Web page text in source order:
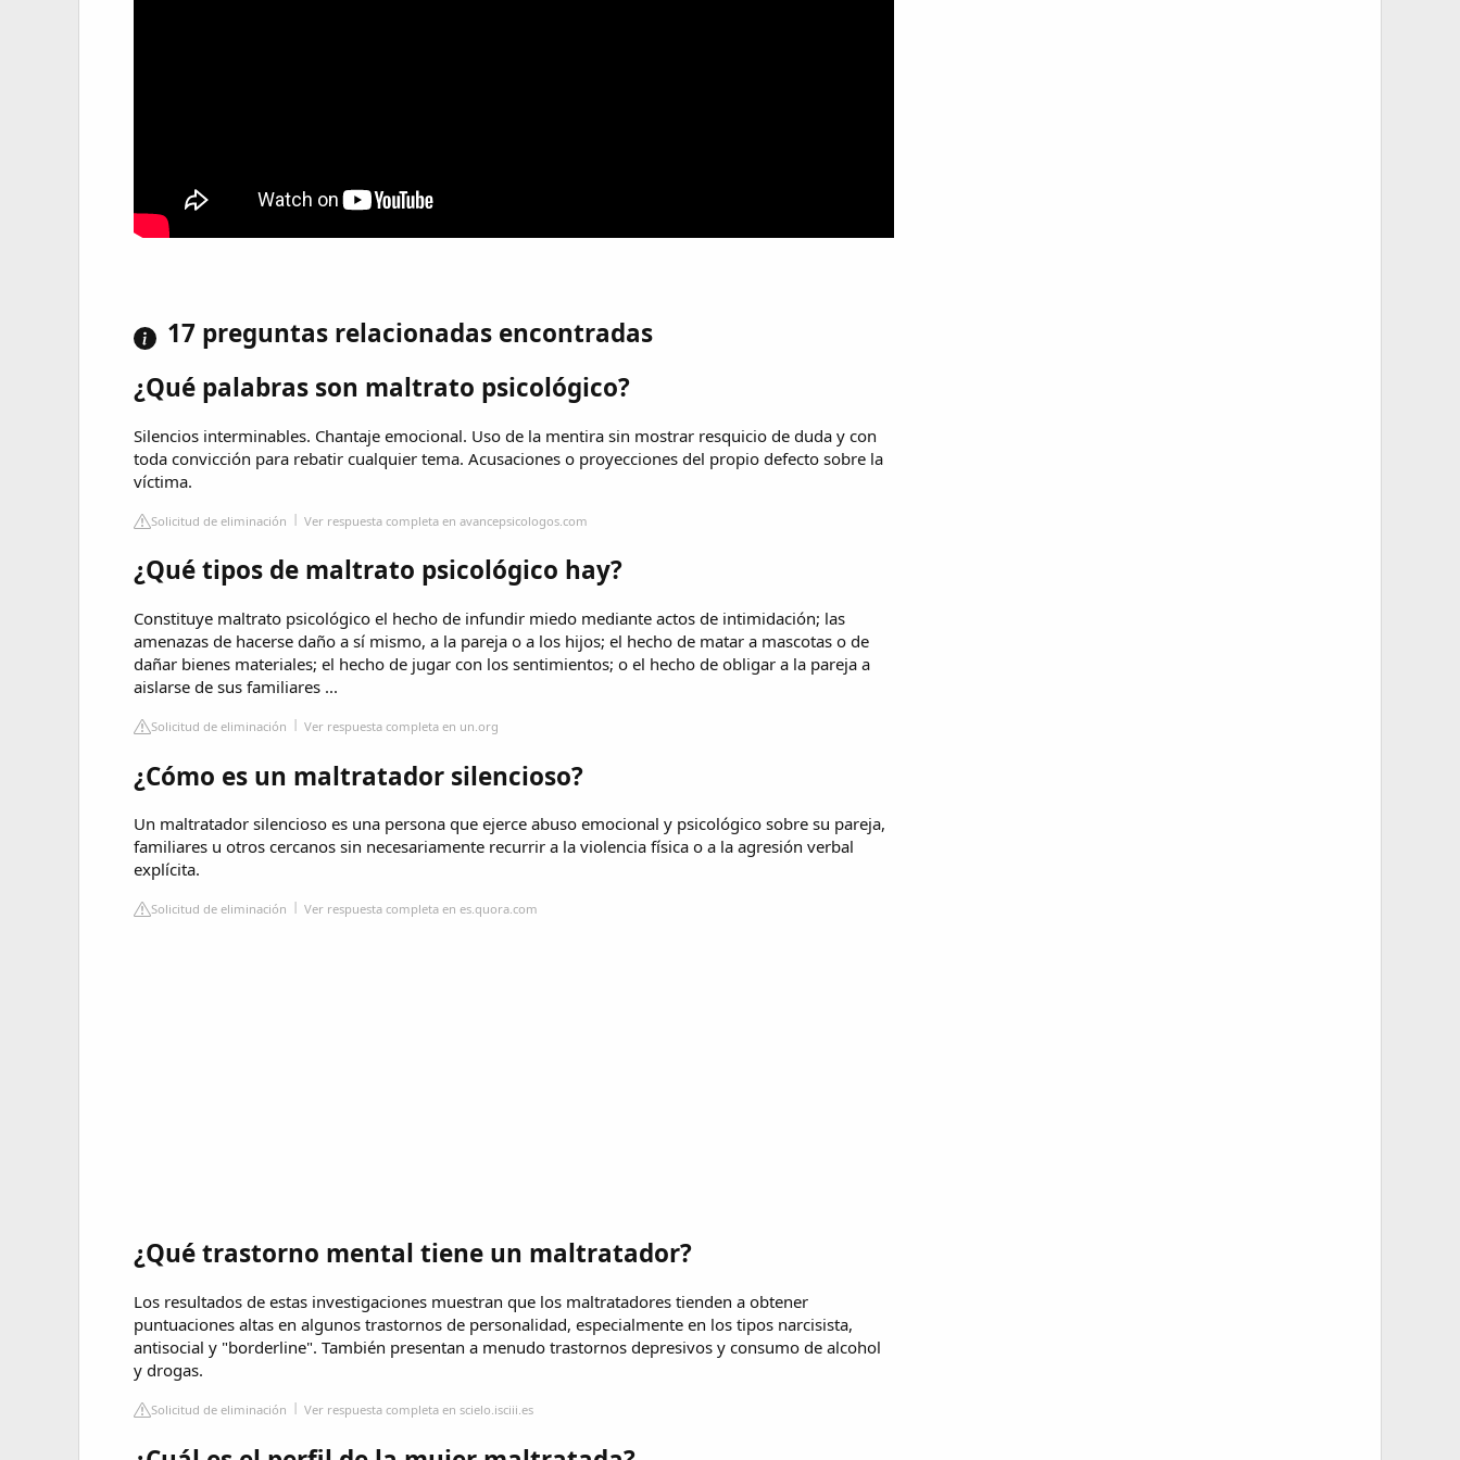
17 preguntas relacionadas encontradas
¿Qué palabras son maltrato psicológico?
Silencios interminables. Chantaje emocional. Uso de la mentira sin mostrar resquicio de duda y con
toda convicción para rebatir cualquier tema. Acusaciones o proyecciones del propio defecto sobre la
víctima.
Solicitud de eliminación Ver respuesta completa en avancepsicologos.com
¿Qué tipos de maltrato psicológico hay?
Constituye maltrato psicológico el hecho de infundir miedo mediante actos de intimidación; las
amenazas de hacerse daño a sí mismo, a la pareja o a los hijos; el hecho de matar a mascotas o de
dañar bienes materiales; el hecho de jugar con los sentimientos; o el hecho de obligar a la pareja a
aislarse de sus familiares ...
Solicitud de eliminación Ver respuesta completa en un.org
¿Cómo es un maltratador silencioso?
Un maltratador silencioso es una persona que ejerce abuso emocional y psicológico sobre su pareja,
familiares u otros cercanos sin necesariamente recurrir a la violencia física o a la agresión verbal
explícita.
Solicitud de eliminación Ver respuesta completa en es.quora.com
¿Qué trastorno mental tiene un maltratador?
Los resultados de estas investigaciones muestran que los maltratadores tienden a obtener
puntuaciones altas en algunos trastornos de personalidad, especialmente en los tipos narcisista,
antisocial y "borderline". También presentan a menudo trastornos depresivos y consumo de alcohol
y drogas.
Solicitud de eliminación Ver respuesta completa en scielo.isciii.es